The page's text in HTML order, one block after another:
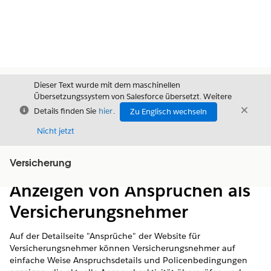
Schließen
Dieser Text wurde mit dem maschinellen
Übersetzungssystem von Salesforce übersetzt. Weitere
Details finden Sie hier.
Zu Englisch wechseln
Nicht jetzt
VersicherungInhalt anzeigen
Inhalt
Anzeigen von Ansprüchen als
Versicherungsnehmer
Auf der Detailseite "Ansprüche" der Website für
Versicherungsnehmer können Versicherungsnehmer auf
einfache Weise Anspruchsdetails und Policenbedingungen